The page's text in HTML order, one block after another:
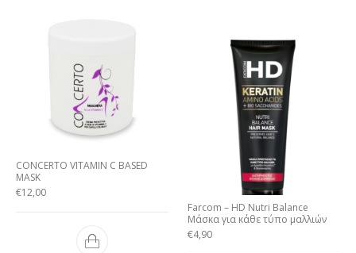
CONCERTO VITAMIN C BASED
MASK
€12,00
Farcom – HD Nutri Balance
Mάσκα για κάθε τύπο μαλλιών
€4,90